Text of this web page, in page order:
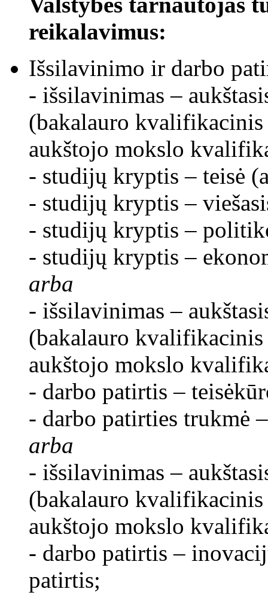
reikalavimus:
Išsilavinimo ir darbo
- išsilavinimas –
(bakalauro
aukštojo mokslo
- studijų kryptis – teisė
- studijų kryptis –
- studijų kryptis –
- studijų kryptis –
arba
- išsilavinimas –
(bakalauro
aukštojo mokslo
- darbo patirtis –
- darbo patirties trukmė
arba
- išsilavinimas –
(bakalauro
aukštojo mokslo
- darbo patirtis –
patirtis;